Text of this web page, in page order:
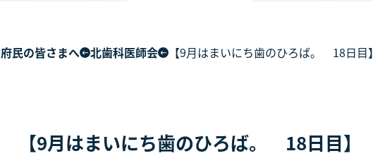
府民の皆さまへ 北歯科医師会 【9月はまいにち歯のひろば。 18日目】
【9月はまいにち歯のひろば。 18日目】